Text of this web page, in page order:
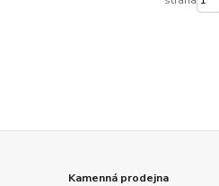
Kamenná prodejna